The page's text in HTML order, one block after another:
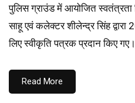
पुलिस ग्राउंड में आयोजित स्वतंत्रता
साहू एवं कलेक्टर शीलेन्द्र सिंह
लिए स्वीकृति पत्रक प्रदान किए
Read More